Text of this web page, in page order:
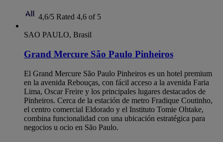
4,6/5 Rated 4,6 of 5
SAO PAULO, Brasil
Grand Mercure São Paulo Pinheiros
El Grand Mercure São Paulo Pinheiros es un hotel premium
en la avenida Rebouças, con fácil acceso a la avenida Faria
Lima, Oscar Freire y los principales lugares destacados de
Pinheiros. Cerca de la estación de metro Fradique Coutinho,
el centro comercial Eldorado y el Instituto Tomie Ohtake,
combina funcionalidad con una ubicación estratégica para
negocios u ocio en São Paulo.